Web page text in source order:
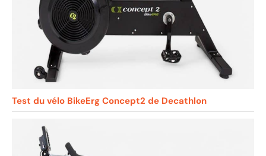
Test du vélo BikeErg Concept2 de Decathlon